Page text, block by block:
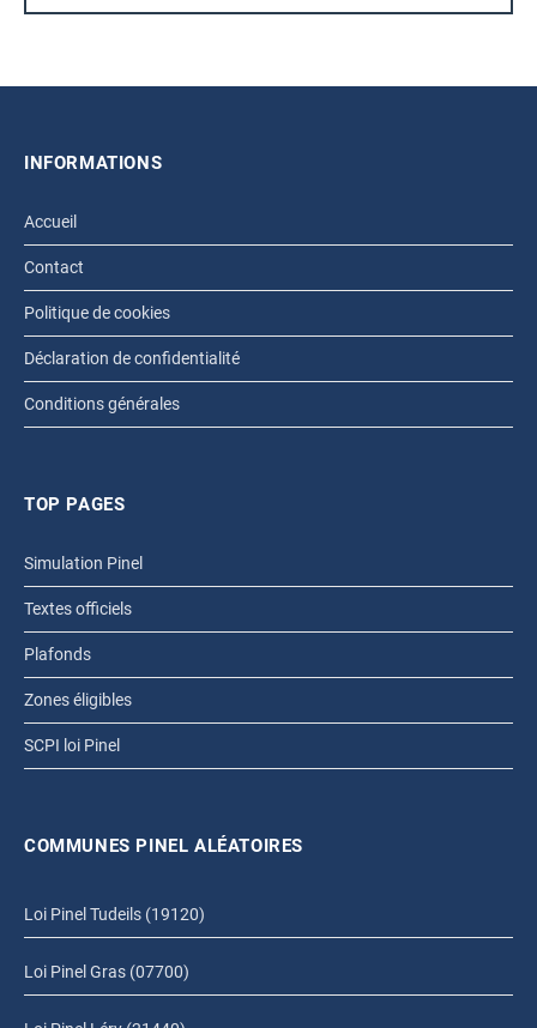
INFORMATIONS
Accueil
Contact
Politique de cookies
Déclaration de confidentialité
Conditions générales
TOP PAGES
Simulation Pinel
Textes officiels
Plafonds
Zones éligibles
SCPI loi Pinel
COMMUNES PINEL ALÉATOIRES
Loi Pinel Tudeils (19120)
Loi Pinel Gras (07700)